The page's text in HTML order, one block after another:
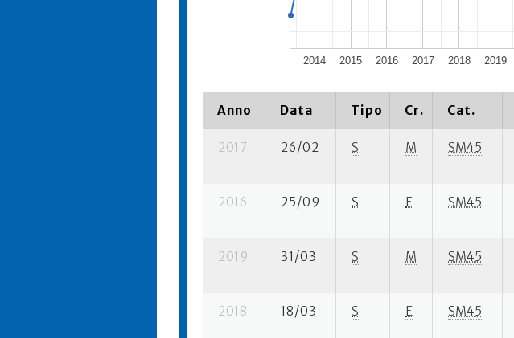
2014 2015 2016 2017 2018 2019
Anno Data Tipo Cr. Cat.
2017 26/02 S M SM45
2016 25/09 S E SM45
2019 31/03 S M SM45
2018 18/03 S E SM45